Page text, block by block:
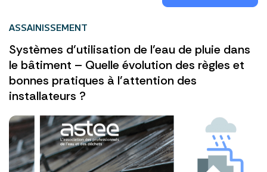
ASSAINISSEMENT
Systèmes d’utilisation de l’eau de pluie dans
le bâtiment – Quelle évolution des règles et
bonnes pratiques à l’attention des
installateurs ?